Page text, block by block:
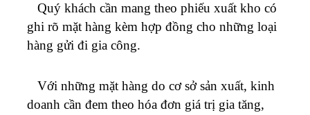
Quý khách cần mang theo phiếu xuất kho có
ghi rõ mặt hàng kèm hợp đồng cho những loại
hàng gửi đi gia công.
Với những mặt hàng do cơ sở sản xuất, kinh
doanh cần đem theo hóa đơn giá trị gia tăng,